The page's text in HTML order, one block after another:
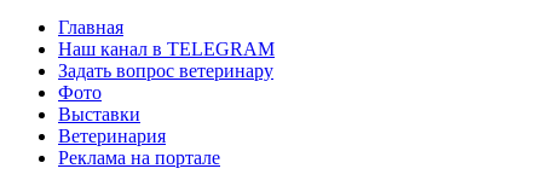
Главная
Наш канал в TELEGRAM
Задать вопрос ветеринару
Фото
Выставки
Ветеринария
Реклама на портале